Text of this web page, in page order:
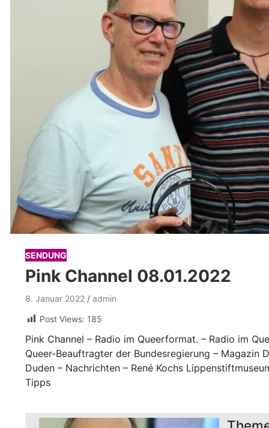
SENDUNG
Pink Channel 08.01.2022
8. Januar 2022
admin
Post Views: 185
Pink Channel – Radio im Queerformat. – Radio im
Queer-Beauftragter der Bundesregierung – Magazin
Duden – Nachrichten – René Kochs
Tipps